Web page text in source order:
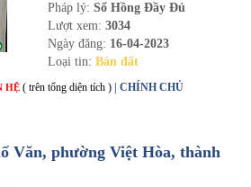
Pháp lý: Sổ Hồng Đầy Đủ
Lượt xem: 3034
Ngày đăng: 16-04-2023
Loại tin: Bán đất
HỆ ( trên tổng diện tích ) | CHÍNH CHỦ
Văn, phường Việt Hòa, thành